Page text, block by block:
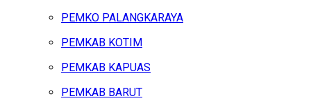
PEMKO PALANGKARAYA
PEMKAB KOTIM
PEMKAB KAPUAS
PEMKAB BARUT